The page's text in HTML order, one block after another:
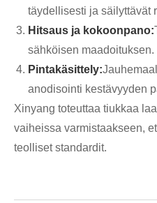
täydellisesti ja säilyttävät
Hitsaus ja kokoonpano:
sähköisen maadoituksen.
Pintakäsittely:
anodisointi kestävyyden
Xinyang toteuttaa tiukkaa
vaiheissa varmistaakseen,
teolliset standardit.